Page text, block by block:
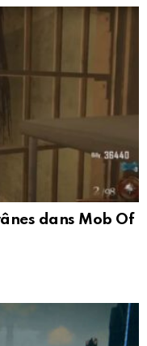
dans Mob Of